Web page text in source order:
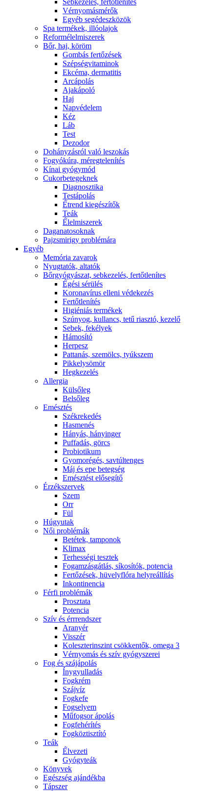
Sebkezelés, fertőtlenítés
Vérnyomásmérők
Egyéb segédeszközök
Spa termékek, illóolajok
Reformélelmiszerek
Bőr, haj, köröm
Gombás fertőzések
Szépségvitaminok
Ekcéma, dermatitis
Arcápolás
Ajakápoló
Haj
Napvédelem
Kéz
Láb
Test
Dezodor
Dohányzásról való leszokás
Fogyókúra, méregtelenítés
Kínai gyógymód
Cukorbetegeknek
Diagnosztika
Testápolás
É́trend kiegészítők
Teák
É́lelmiszerek
Daganatosoknak
Pajzsmirigy problémára
Egyéb
Memória zavarok
Nyugtatók, altatók
Bőrgyógyászat, sebkezelés, fertőtlenítes
É́gési sérülés
Koronavírus elleni védekezés
Fertőtlenítés
Higiéniás termékek
Szúnyog, kullancs, tetű riasztó, kezelő
Sebek, fekélyek
Hámosító
Herpesz
Pattanás, szemölcs, tyúkszem
Pikkelysömör
Hegkezelés
Allergia
Külsőleg
Belsőleg
Emésztés
Székrekedés
Hasmenés
Hányás, hányinger
Puffadás, görcs
Probiotikum
Gyomorégés, savtúltenges
Máj és epe betegség
Emésztést elősegítő
Érzékszervek
Szem
Orr
Fül
Húgyutak
Női problémák
Betétek, tamponok
Klimax
Terhességi tesztek
Fogamzásgátlás, síkosítók, potencia
Fertőzések, hüvelyflóra helyreállítás
Inkontinencia
Férfi problémák
Prosztata
Potencia
Szív és érrrendszer
Aranyér
Visszér
Koleszterinszint csökkentők, omega 3
Vérnyomás és szív gyógyszerei
Fog és szájápolás
Í́nygyulladás
Fogkrém
Szájvíz
Fogkefe
Fogselyem
Műfogsor ápolás
Fogfehérítés
Fogköztisztító
Teák
É́lvezeti
Gyógyteák
Könyvek
Egészség ajándékba
Tápszer